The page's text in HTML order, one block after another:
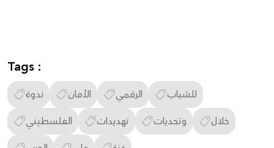
Tags :
ندوة الأمان الرقمي
للشباب
الفلسطيني
تهديدات وتحديات
خلال